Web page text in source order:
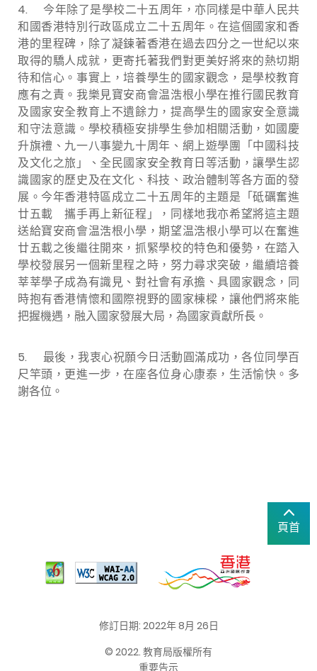
4. 今年除了是學校二十五周年，亦同樣是中華人民共
和國香港特別行政區成立二十五周年。在這個國家和香
港的里程碑，除了凝鍊著香港在過去四分之一世紀以來
取得的驕人成就，更寄托著我們對更美好將來的熱切期
待和信心。事實上，培養學生的國家觀念，是學校教育
應有之責。我樂見寶安商會温浩根小學在推行國民教育
及國家安全教育上不遺餘力，提高學生的國家安全意識
和守法意識。學校積極安排學生參加相關活動，如國慶
升旗禮、九一八事變九十周年、網上遊學團「中國科技
及文化之旅」、全民國家安全教育日等活動，讓學生認
識國家的歷史及在文化、科技、政治體制等各方面的發
展。今年香港特區成立二十五周年的主題是「砥礪奮進
廿五載 攜手再上新征程」，同樣地我亦希望將這主題
送給寶安商會温浩根小學，期望温浩根小學可以在奮進
廿五載之後繼往開來，抓緊學校的特色和優勢，在踏入
學校發展另一個新里程之時，努力尋求突破，繼續培養
莘莘學子成為有識見、對社會有承擔、具國家觀念，同
時抱有香港情懷和國際視野的國家棟樑，讓他們將來能
把握機遇，融入國家發展大局，為國家貢獻所長。
5. 最後，我衷心祝願今日活動圓滿成功，各位同學百
尺竿頭，更進一步，在座各位身心康泰，生活愉快。多
謝各位。
頁首
修訂日期: 2022年 8月 26日
© 2022. 教育局版權所有
重要告示